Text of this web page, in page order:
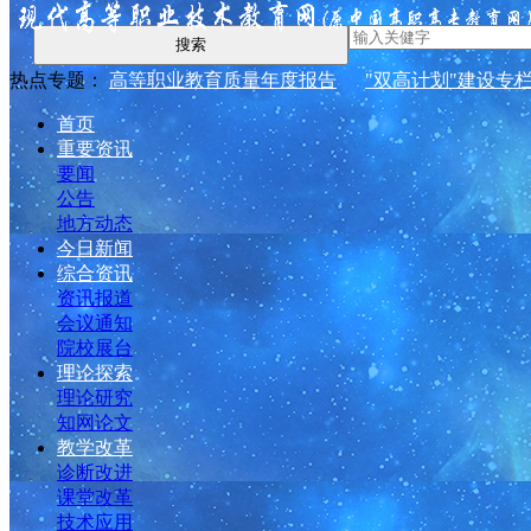
搜索
热点专题： 高等职业教育质量年度报告 "双高计划"建设专
首页
重要资讯
要闻
公告
地方动态
今日新闻
综合资讯
资讯报道
会议通知
院校展台
理论探索
理论研究
知网论文
教学改革
诊断改进
课堂改革
技术应用